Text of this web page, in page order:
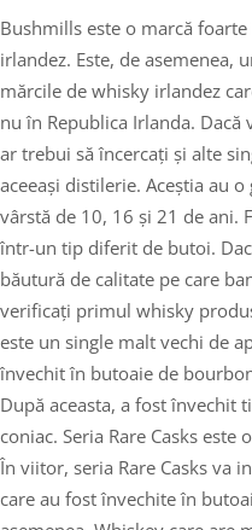
Bushmills este o marcă
irlandez. Este, de asemenea,
mărcile de whisky irlandez
nu în Republica Irlanda.
ar trebui să încercați și alte
aceeași distilerie. Aceștia au
vârstă de 10, 16 și 21 de ani.
într-un tip diferit de butoi.
băutură de calitate pe care
verificați primul whisky
este un single malt vechi de
învechit în butoaie de
După aceasta, a fost învechit
coniac. Seria Rare Casks
În viitor, seria Rare Casks va
care au fost învechite în